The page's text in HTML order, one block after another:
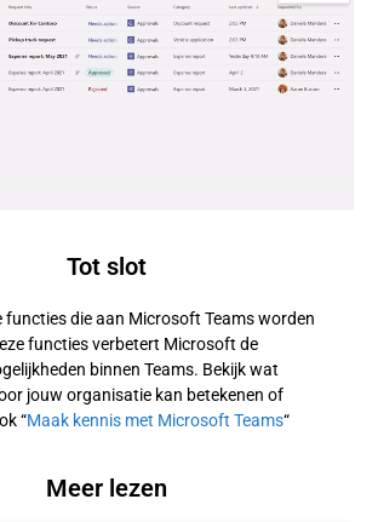
Tot slot
functies die aan Microsoft Teams worden
functies verbetert Microsoft de
binnen Teams. Bekijk wat
jouw organisatie kan betekenen of
“Maak kennis met Microsoft Teams“
Meer lezen